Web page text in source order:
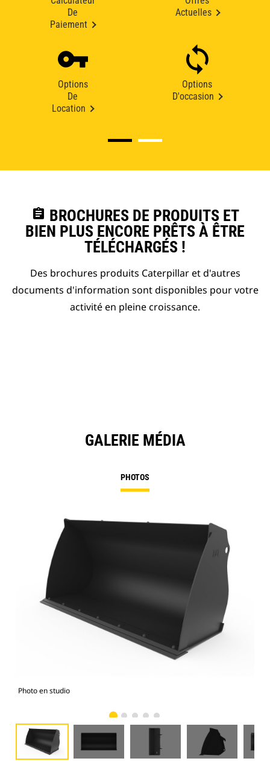
De
Paiement
Actuelles
Options
De
Location
Options
D'occasion
assignment BROCHURES DE PRODUITS ET
BIEN PLUS ENCORE PRÊTS À ÊTRE
TÉLÉCHARGÉS !
Des brochures produits Caterpillar et d'autres
documents d'information sont disponibles pour votre
activité en pleine croissance.
GALERIE MÉDIA
PHOTOS
Photo en studio